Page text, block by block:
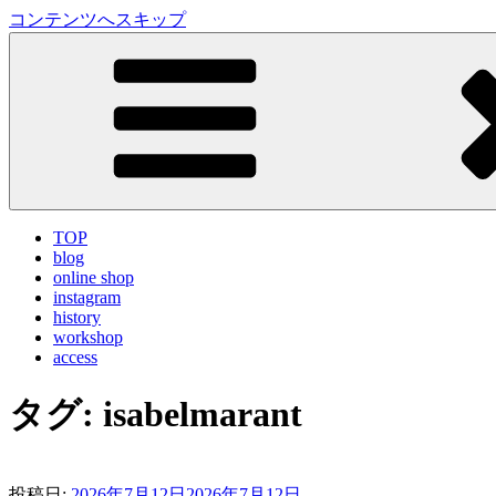
コンテンツへスキップ
LA VILLA ROUGE Blog
TOP
blog
online shop
instagram
history
workshop
access
タグ: isabelmarant